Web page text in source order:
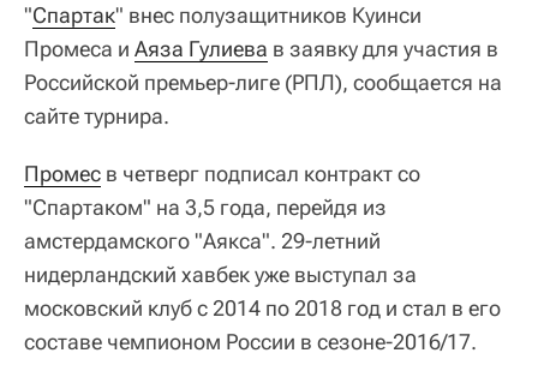
"Спартак" внес полузащитников Куинси
Промеса и Аяза Гулиева в заявку для участия в
Российской премьер-лиге (РПЛ), сообщается на
сайте турнира.
Промес в четверг подписал контракт со
"Спартаком" на 3,5 года, перейдя из
амстердамского "Аякса". 29-летний
нидерландский хавбек уже выступал за
московский клуб с 2014 по 2018 год и стал в его
составе чемпионом России в сезоне-2016/17.